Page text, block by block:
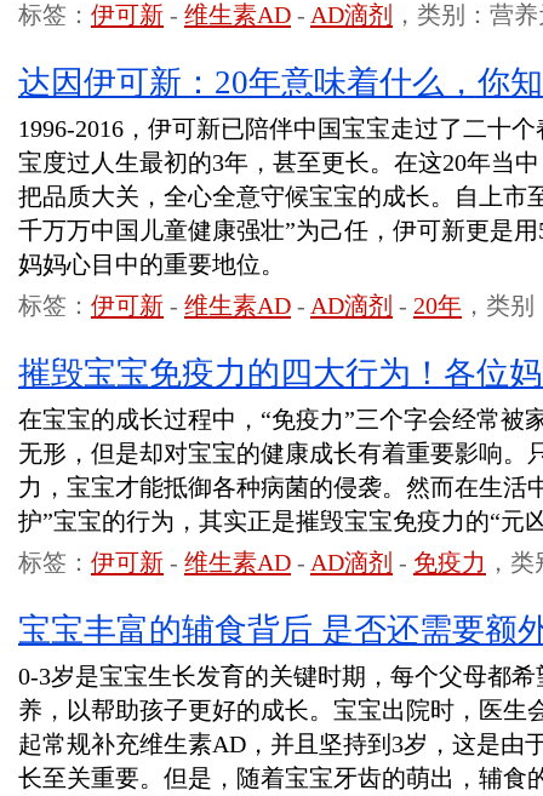
标签： 伊可新 - 维生素AD - AD滴剂 ，类别：营
达因伊可新：20年意味着什么，你
1996-2016，伊可新已陪伴中国宝宝走过了二十
宝度过人生最初的3年，甚至更长。在这20年当
把品质大关，全心全意守候宝宝的成长。自上市
千万万中国儿童健康强壮”为己任，伊可新更是
妈妈心目中的重要地位。
标签： 伊可新 - 维生素AD - AD滴剂 - 20年 ，类
摧毁宝宝免疫力的四大行为！各位
在宝宝的成长过程中，“免疫力”三个字会经常被
无形，但是却对宝宝的健康成长有着重要影响。
力，宝宝才能抵御各种病菌的侵袭。然而在生活
护”宝宝的行为，其实正是摧毁宝宝免疫力的“元
标签： 伊可新 - 维生素AD - AD滴剂 - 免疫力 ，
宝宝丰富的辅食背后 是否还需要额
0-3岁是宝宝生长发育的关键时期，每个父母都
养，以帮助孩子更好的成长。宝宝出院时，医生
起常规补充维生素AD，并且坚持到3岁，这是由
长至关重要。但是，随着宝宝牙齿的萌出，辅食